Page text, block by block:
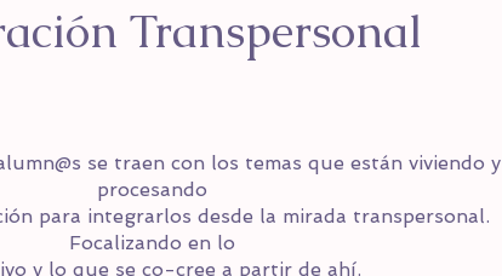
Transpersonal
se traen con los temas que están viviendo y
procesando
para integrarlos desde la mirada transpersonal.
Focalizando en lo
y lo que se co-cree a partir de ahí.